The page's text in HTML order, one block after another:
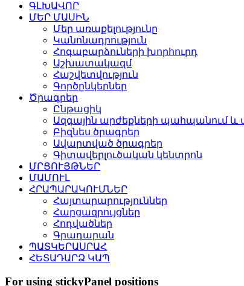
ԳԼԽԱՎՈՐ
ՄԵՐ ՄԱՍԻՆ
Մեր առաքելությունը
Կանոնադրություն
Հոգաբարձուների խորհուրդ
Աշխատակազմ
Հաշվետվություն
Գործընկերներ
Ծրագրեր
Ընթացիկ
Ազգային արժեքների պահպանում և
Բիզնես ծրագրեր
Ավարտված ծրագրեր
Գիտավերլուծական կենտրոն
ՄՐՑՈՒՅԹՆԵՐ
ՄԱՄՈՒԼ
ՀՐԱՊԱՐԱԿՈՒՄՆԵՐ
Հայտարարություններ
Հարցազրույցներ
Հոդվածներ
Գրադարան
ՊԱՏԿԵՐԱՍՐԱՀ
ՀԵՏԱԴԱՐՁ ԿԱՊ
For using stickyPanel positions